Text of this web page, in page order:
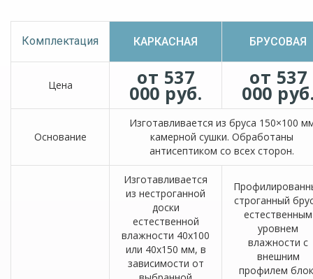
Комплектация КАРКАСНАЯ БРУСОВАЯ
Цена от 537
000 руб.
от 537
000
Основание
Изготавливается из бруса 150×100
камерной сушки. Обработаны
антисептиком со всех сторон.
Изготавливается
из нестроганной
доски
естественной
влажности 40х100
или 40х150 мм, в
зависимости от
строганный
естественным
уровнем
влажности с
внешним
профилем